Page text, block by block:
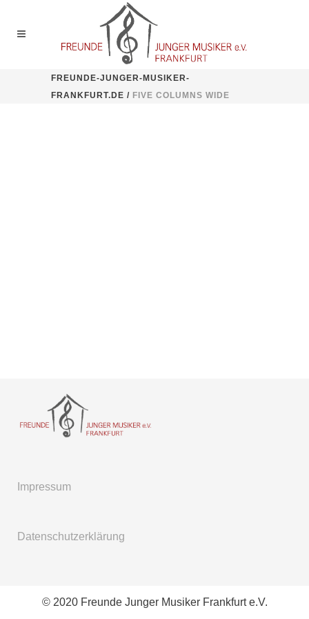
FREUNDE-JUNGER-MUSIKER-
FRANKFURT.DE / FIVE COLUMNS WIDE
Impressum
Datenschutzerklärung
© 2020 Freunde Junger Musiker Frankfurt e.V.